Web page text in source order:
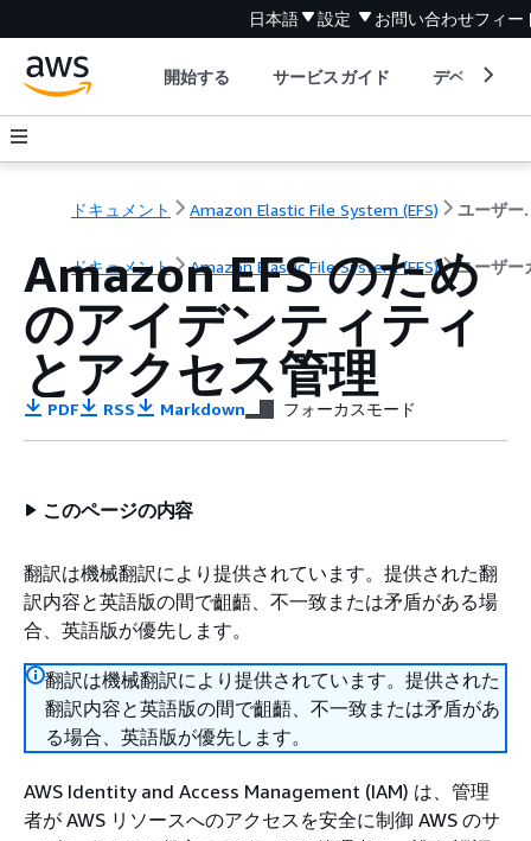
日本語 設定 お問い合わせフィー
開始する サービスガイド デベロッパ
ドキュメント Amazon Elastic File System (EFS) ユ
ドキュメント Amazon Elastic File System (EFS) ユーザー
Amazon EFS のため
のアイデンティティ
とアクセス管理
PDF RSS Markdown フォーカスモード
このページの内容
翻訳は機械翻訳により提供されています。提供された翻
訳内容と英語版の間で齟齬、不一致または矛盾がある場
合、英語版が優先します。
翻訳は機械翻訳により提供されています。提供された
翻訳内容と英語版の間で齟齬、不一致または矛盾があ
る場合、英語版が優先します。
AWS Identity and Access Management (IAM) は、管理
者が AWS リソースへのアクセスを安全に制御 AWS のサ